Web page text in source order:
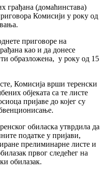
грађана (домаћинстава)
Комисији у року од
приговоре на
као и да донесе
образложена, у року од 15
Комисија врши теренски
објеката са те листе
пријаве до којег су
обиласка утврдила да
податке у пријави,
прелиминарне листе и
првог следећег на
обилазак.